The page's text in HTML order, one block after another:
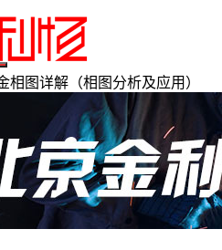
相图详解（相图分析及应用）